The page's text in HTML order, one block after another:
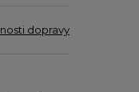
dopravy